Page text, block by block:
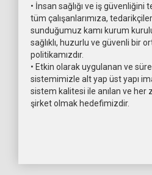
• İnsan sağlığı ve iş
tüm çalışanlarımıza,
sunduğumuz kamı kurum
sağlıklı, huzurlu ve güvenli bir
politikamızdır.
• Etkin olarak uygulanan ve
sistemimizle alt yap üst yapı
sistem kalitesi ile anılan ve her
şirket olmak hedefimizdir.